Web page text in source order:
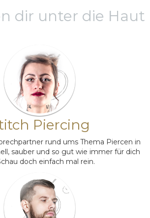
dir unter die Haut
Piercing
rund ums Thema Piercen in
sauber und so gut wie immer für dich
doch einfach mal rein.